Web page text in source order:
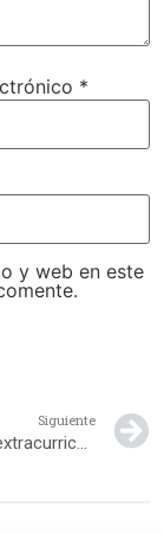
*
y web en este
Siguiente
Actividades extracurriculares. ¿Cuándo es demasiado?